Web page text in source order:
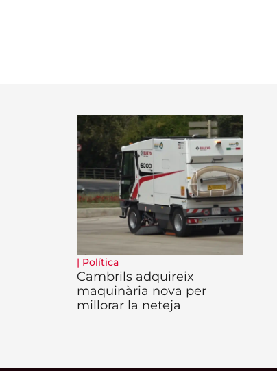
| Política
Cambrils adquireix
maquinària nova per
millorar la neteja